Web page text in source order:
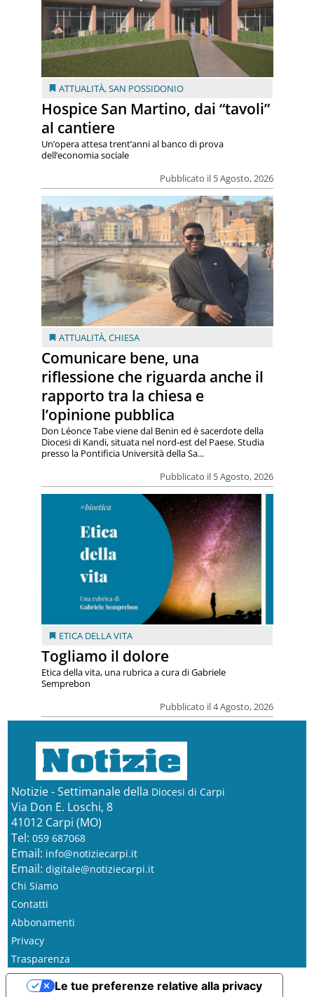
ATTUALITÀ,SAN POSSIDONIO
Hospice San Martino, dai “tavoli”
al cantiere
Pubblicato il 5 Agosto, 2026
Un’opera attesa trent’anni al banco di prova
dell’economia sociale
ATTUALITÀ,CHIESA
Comunicare bene, una
riflessione che riguarda anche il
rapporto tra la chiesa e
l’opinione pubblica
Pubblicato il 5 Agosto, 2026
Don Léonce Tabe viene dal Benin ed è sacerdote della
Diocesi di Kandi, situata nel nord-est del Paese. Studia
presso la Pontificia Università della Sa...
ETICA DELLA VITA
Togliamo il dolore
Pubblicato il 4 Agosto, 2026
Etica della vita, una rubrica a cura di Gabriele
Semprebon
Notizie - Settimanale della Diocesi di Carpi
Via Don E. Loschi, 8
41012 Carpi (MO)
Tel: 059 687068
Email: info@notiziecarpi.it
Email: digitale@notiziecarpi.it
Chi Siamo
Contatti
Abbonamenti
Privacy
Trasparenza
Le tue preferenze relative alla privacy